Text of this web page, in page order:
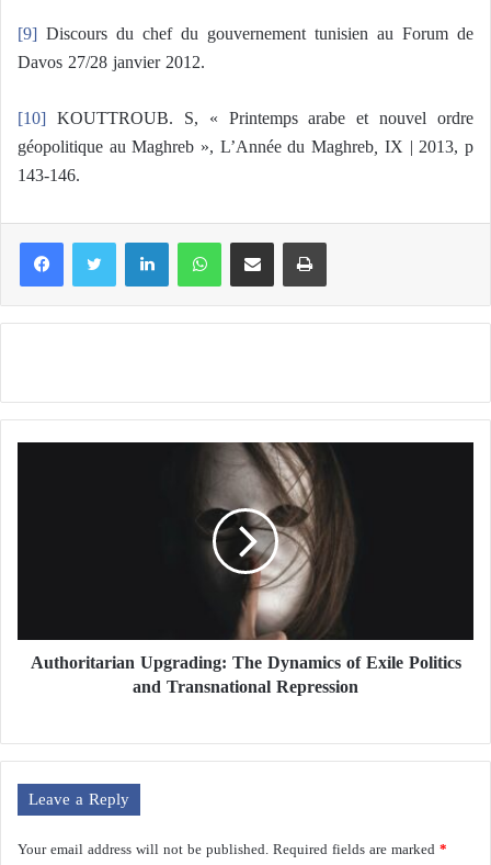
[9] Discours du chef du gouvernement tunisien au Forum de
Davos 27/28 janvier 2012.
[10] KOUTTROUB. S, « Printemps arabe et nouvel ordre
géopolitique au Maghreb », L’Année du Maghreb, IX | 2013, p
143-146.
LinkedInWhatsAppShare via Email Print
Authoritarian Upgrading: The Dynamics of Exile Politics
and Transnational Repression
Leave a Reply
Your email address will not be published.Required fields are marked*